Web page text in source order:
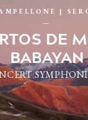
|
DE
BABAYAN